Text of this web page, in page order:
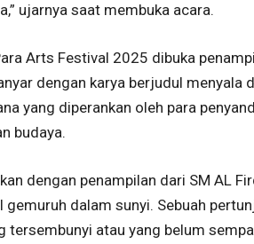
ujarnya saat membuka acara.
Arts Festival 2025 dibuka
dengan karya berjudul menyala
yang diperankan oleh para
budaya.
dengan penampilan dari SM AL
gemuruh dalam sunyi. Sebuah
tersembunyi atau yang belum